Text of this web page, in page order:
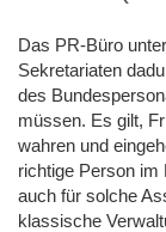
Das PR-Büro
Sekretariaten
des
müssen. Es gilt,
wahren und
richtige Person im
auch für solche
klassische